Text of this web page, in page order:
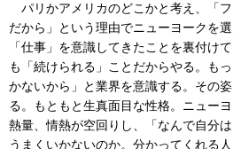
パリかアメリカのどこかと考え、「
だから」という理由でニューヨークを
「仕事」を意識してきたことを裏付け
も「続けられる」ことだからやる。も
かないから」と業界を意識する。その
る。もともと生真面目な性格。ニュー
熱量、情熱が空回りし、「なんで自分
うまくいかないのか。分かってくれる